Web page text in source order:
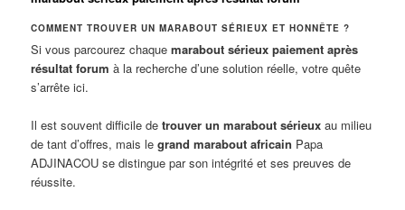
COMMENT TROUVER UN MARABOUT SÉRIEUX ET HONNÊTE ?
Si vous parcourez chaquemarabout sérieux paiement après
résultat forum à la recherche d’une solution réelle, votre quête
s’arrête ici.
Il est souvent difficile detrouver un marabout sérieux au milieu
de tant d’offres, mais legrand marabout africain Papa
ADJINACOU se distingue par son intégrité et ses preuves de
réussite.